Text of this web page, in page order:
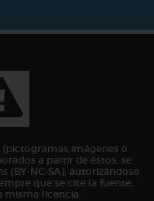
(pictogramas,imágenes o
a partir de éstos, se
(BY-NC-SA), autorizándose
que se cite la fuente,
misma licencia.